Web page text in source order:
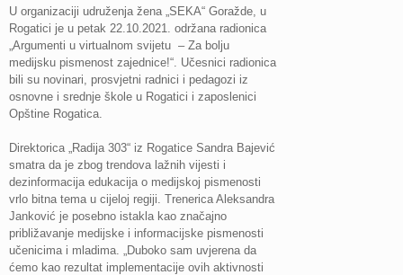
U organizaciji udruženja žena „SEKA“ Goražde, u
Rogatici je u petak 22.10.2021. održana radionica
„Argumenti u virtualnom svijetu – Za bolju
medijsku pismenost zajednice!“. Učesnici radionica
bili su novinari, prosvjetni radnici i pedagozi iz
osnovne i srednje škole u Rogatici i zaposlenici
Opštine Rogatica.
Direktorica „Radija 303“ iz Rogatice Sandra Bajević
smatra da je zbog trendova lažnih vijesti i
dezinformacija edukacija o medijskoj pismenosti
vrlo bitna tema u cijeloj regiji. Trenerica Aleksandra
Janković je posebno istakla kao značajno
približavanje medijske i informacijske pismenosti
učenicima i mladima. „Duboko sam uvjerena da
ćemo kao rezultat implementacije ovih aktivnosti